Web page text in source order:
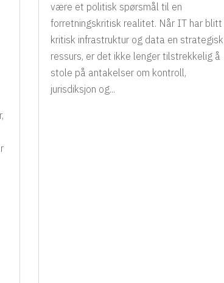
være et politisk spørsmål til en
forretningskritisk realitet. Når IT har blitt
kritisk infrastruktur og data en strategisk
ressurs, er det ikke lenger tilstrekkelig å
stole på antakelser om kontroll,
jurisdiksjon og...